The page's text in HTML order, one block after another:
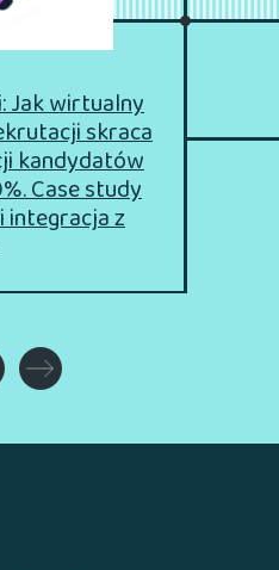
Jak wirtualny
skraca
kandydatów
Case study
z